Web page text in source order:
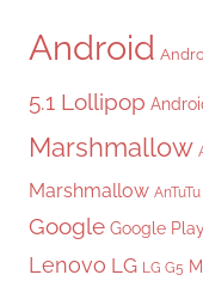
Android
5.1 Lollipop
Marshmallow
Marshmallow AnTuTu
Google Google Play
Lenovo LG LG G5